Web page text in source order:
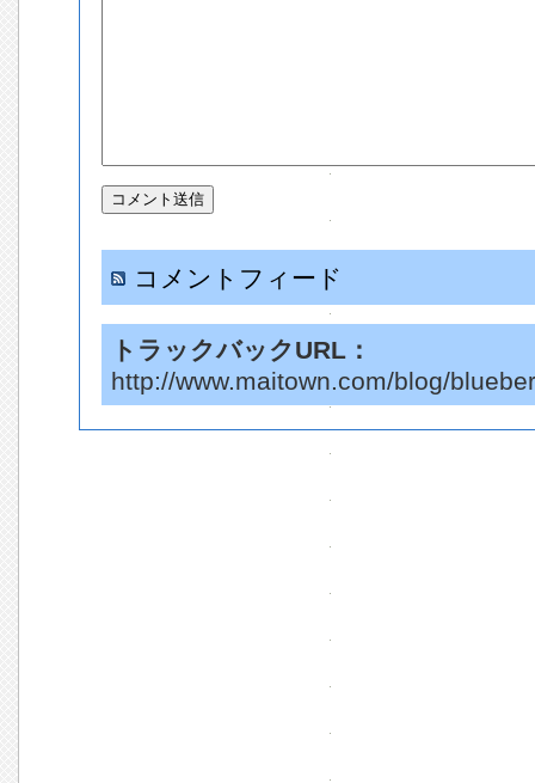
コメントフィード
トラックバックURL：
http://www.maitown.com/blog/